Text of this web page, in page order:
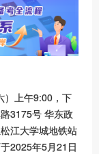
）上午9:00，下
3175号 华东政
江大学城地铁站
2025年5月21日